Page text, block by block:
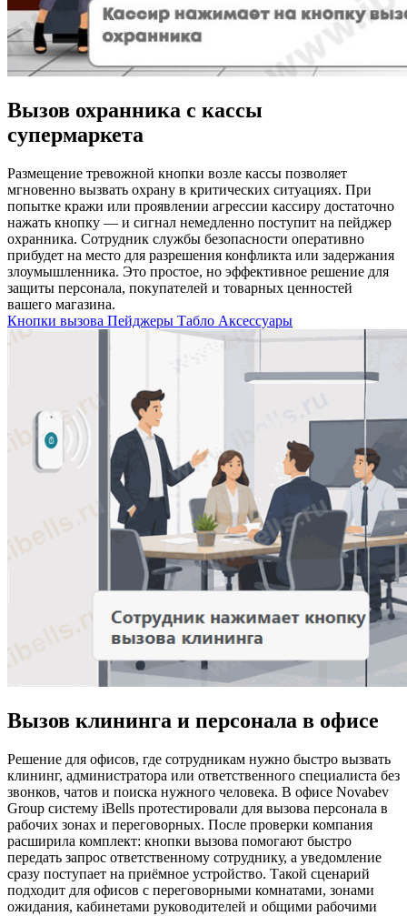
Вызов охранника с кассы
супермаркета
Размещение тревожной кнопки возле кассы позволяет
мгновенно вызвать охрану в критических ситуациях. При
попытке кражи или проявлении агрессии кассиру достаточно
нажать кнопку — и сигнал немедленно поступит на пейджер
охранника. Сотрудник службы безопасности оперативно
прибудет на место для разрешения конфликта или задержания
злоумышленника. Это простое, но эффективное решение для
защиты персонала, покупателей и товарных ценностей
вашего магазина.
Кнопки вызова Пейджеры Табло Аксессуары
Вызов клининга и персонала в офисе
Решение для офисов, где сотрудникам нужно быстро вызвать
клининг, администратора или ответственного специалиста без
звонков, чатов и поиска нужного человека. В офисе Novabev
Group систему iBells протестировали для вызова персонала в
рабочих зонах и переговорных. После проверки компания
расширила комплект: кнопки вызова помогают быстро
передать запрос ответственному сотруднику, а уведомление
сразу поступает на приёмное устройство. Такой сценарий
подходит для офисов с переговорными комнатами, зонами
ожидания, кабинетами руководителей и общими рабочими